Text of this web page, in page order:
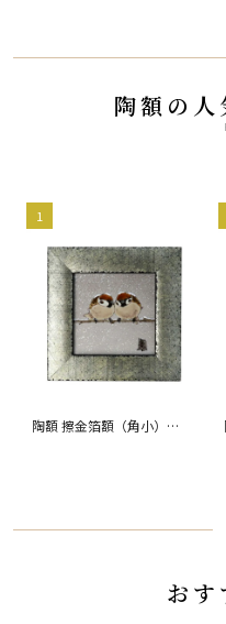
陶額の
1
陶額 擦金箔額（角小）雪
おす